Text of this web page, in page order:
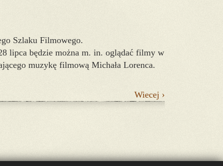
Szlaku Filmowego.
lipca będzie można m. in. oglądać filmy w
muzykę filmową Michała Lorenca.
Wiecej ›